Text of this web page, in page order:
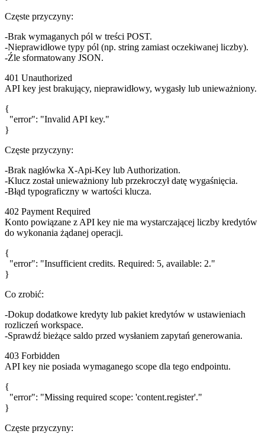
Częste przyczyny:
Brak wymaganych pól w treści POST.
Nieprawidłowe typy pól (np. string zamiast oczekiwanej liczby).
Źle sformatowany JSON.
401 Unauthorized
API key jest brakujący, nieprawidłowy, wygasły lub unieważniony.
{
  "error": "Invalid API key."
Częste przyczyny:
Brak nagłówka X-Api-Key lub Authorization.
Klucz został unieważniony lub przekroczył datę wygaśnięcia.
Błąd typograficzny w wartości klucza.
402 Payment Required
Konto powiązane z API key nie ma wystarczającej liczby kredytów
do wykonania żądanej operacji.
{
  "error": "Insufficient credits. Required: 5, available: 2."
Co zrobić:
Dokup dodatkowe kredyty lub pakiet kredytów w ustawieniach
rozliczeń workspace.
Sprawdź bieżące saldo przed wysłaniem zapytań generowania.
403 Forbidden
API key nie posiada wymaganego scope dla tego endpointu.
{
  "error": "Missing required scope: 'content.register'."
Częste przyczyny: